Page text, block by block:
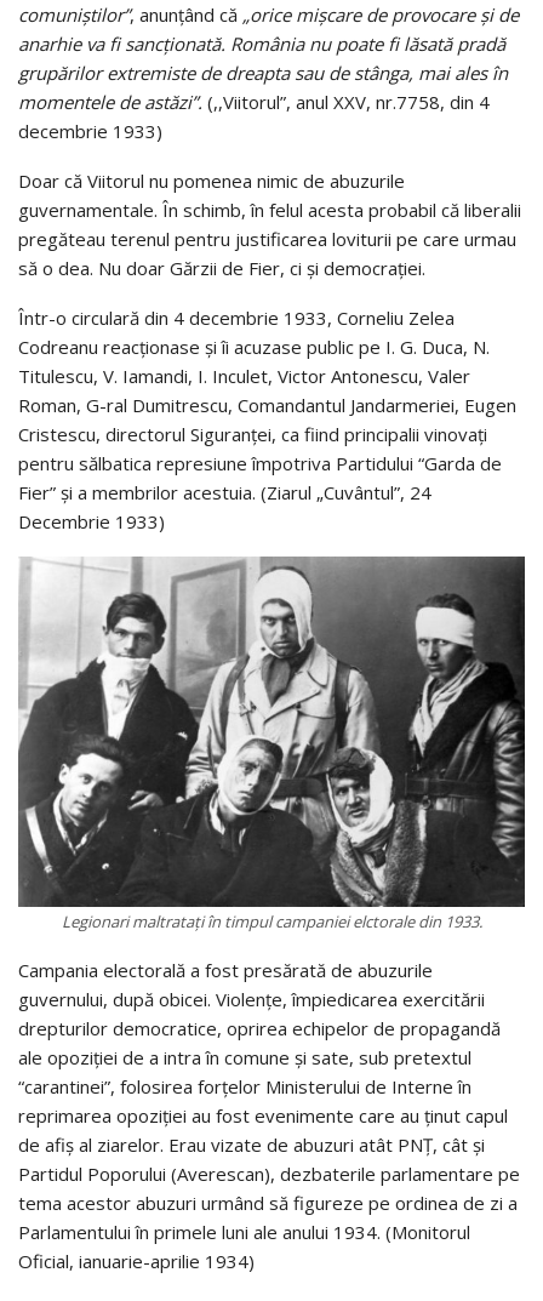
comuniștilor”, anunțând că „orice mișcare de provocare și de
anarhie va fi sancționată. România nu poate fi lăsată pradă
grupărilor extremiste de dreapta sau de stânga, mai ales în
momentele de astăzi”. (,,Viitorul”, anul XXV, nr.7758, din 4
decembrie 1933)
Doar că Viitorul nu pomenea nimic de abuzurile
guvernamentale. În schimb, în felul acesta probabil că liberalii
pregăteau terenul pentru justificarea loviturii pe care urmau
să o dea. Nu doar Gărzii de Fier, ci și democrației.
Într-o circulară din 4 decembrie 1933, Corneliu Zelea
Codreanu reacționase și îi acuzase public pe I. G. Duca, N.
Titulescu, V. Iamandi, I. Inculet, Victor Antonescu, Valer
Roman, G-ral Dumitrescu, Comandantul Jandarmeriei, Eugen
Cristescu, directorul Siguranţei, ca fiind principalii vinovaţi
pentru sălbatica represiune împotriva Partidului “Garda de
Fier” şi a membrilor acestuia. (Ziarul „Cuvântul”, 24
Decembrie 1933)
Legionari maltratați în timpul campaniei elctorale din 1933.
Campania electorală a fost presărată de abuzurile
guvernului, după obicei. Violenţe, împiedicarea exercitării
drepturilor democratice, oprirea echipelor de propagandă
ale opoziţiei de a intra în comune şi sate, sub pretextul
“carantinei”, folosirea forţelor Ministerului de Interne în
reprimarea opoziţiei au fost evenimente care au ținut capul
de afiş al ziarelor. Erau vizate de abuzuri atât PNŢ, cât şi
Partidul Poporului (Averescan), dezbaterile parlamentare pe
tema acestor abuzuri urmând să figureze pe ordinea de zi a
Parlamentului în primele luni ale anului 1934. (Monitorul
Oficial, ianuarie-aprilie 1934)